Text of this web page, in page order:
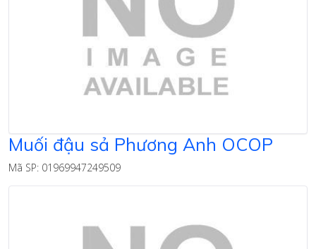
Muối đậu sả Phương Anh OCOP
Mã SP: 01969947249509